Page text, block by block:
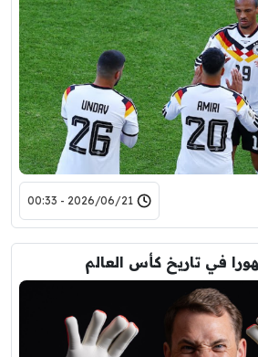
2026/06/21 - 00:33
في تاريخ كأس العالم